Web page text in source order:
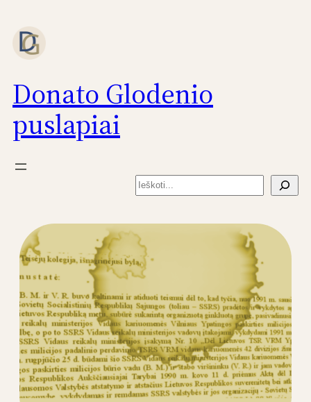
prie
turinio
Donato Glodenio
puslapiai
Paieška